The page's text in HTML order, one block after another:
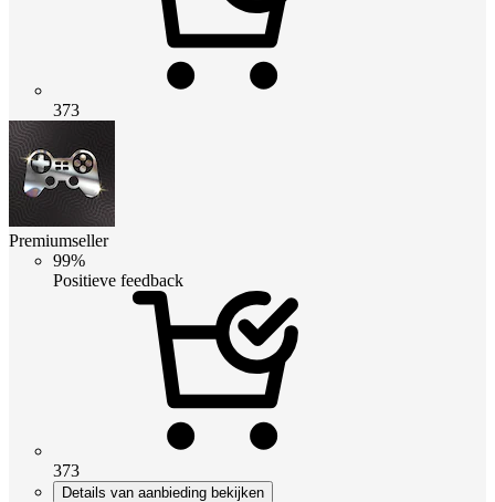
373
Premiumseller
99%
Positieve feedback
373
Details van aanbieding bekijken